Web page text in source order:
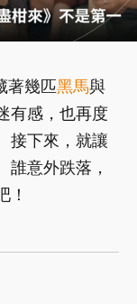
著幾匹黑馬與
有感，也再度
接下來，就讓
誰意外跌落，
！